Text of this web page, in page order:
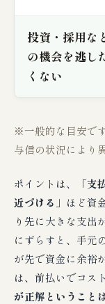
投資・採用な
の機会を逃し
くない
※一般的な目安で
与信の状況により
ポイントは、
「
近づける」 ほど資
り先に大きな支出
にずらすと、手元
が先で資金に余裕
は、前払いでコス
が正解ということ